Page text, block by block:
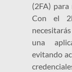
(2FA) para
Con el
una
evitando